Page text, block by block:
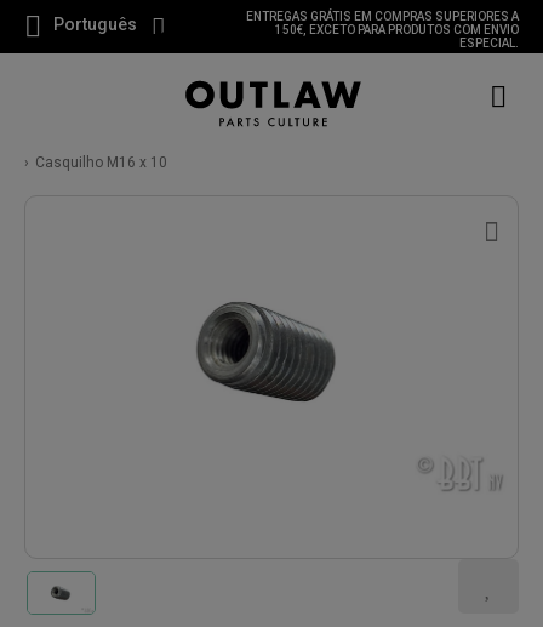
Português
ENTREGAS GRÁTIS EM COMPRAS SUPERIORES A
150€, EXCETO PARA PRODUTOS COM ENVIO
ESPECIAL.
Casquilho M16 x 10